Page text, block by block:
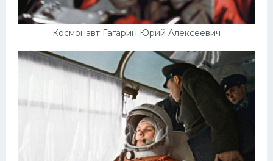
Космонавт Гагарин Юрий Алексеевич
Шкода
Вертолеты
Мазда
Самокаты